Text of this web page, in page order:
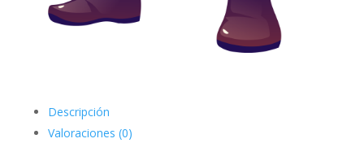
Descripción
Valoraciones (0)